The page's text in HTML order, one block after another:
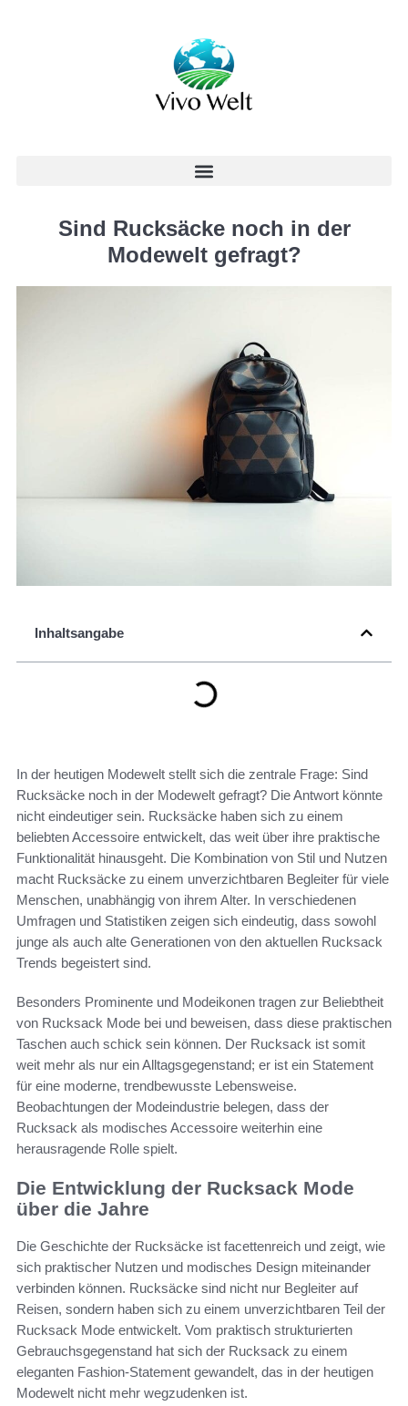
Sind Rucksäcke noch in der
Modewelt gefragt?
Inhaltsangabe
In der heutigen Modewelt stellt sich die zentrale Frage: Sind
Rucksäcke noch in der Modewelt gefragt? Die Antwort könnte
nicht eindeutiger sein. Rucksäcke haben sich zu einem
beliebten Accessoire entwickelt, das weit über ihre praktische
Funktionalität hinausgeht. Die Kombination von Stil und Nutzen
macht Rucksäcke zu einem unverzichtbaren Begleiter für viele
Menschen, unabhängig von ihrem Alter. In verschiedenen
Umfragen und Statistiken zeigen sich eindeutig, dass sowohl
junge als auch alte Generationen von den aktuellen Rucksack
Trends begeistert sind.
Besonders Prominente und Modeikonen tragen zur Beliebtheit
von Rucksack Mode bei und beweisen, dass diese praktischen
Taschen auch schick sein können. Der Rucksack ist somit
weit mehr als nur ein Alltagsgegenstand; er ist ein Statement
für eine moderne, trendbewusste Lebensweise.
Beobachtungen der Modeindustrie belegen, dass der
Rucksack als modisches Accessoire weiterhin eine
herausragende Rolle spielt.
Die Entwicklung der Rucksack Mode
über die Jahre
Die Geschichte der Rucksäcke ist facettenreich und zeigt, wie
sich praktischer Nutzen und modisches Design miteinander
verbinden können. Rucksäcke sind nicht nur Begleiter auf
Reisen, sondern haben sich zu einem unverzichtbaren Teil der
Rucksack Mode entwickelt. Vom praktisch strukturierten
Gebrauchsgegenstand hat sich der Rucksack zu einem
eleganten Fashion-Statement gewandelt, das in der heutigen
Modewelt nicht mehr wegzudenken ist.